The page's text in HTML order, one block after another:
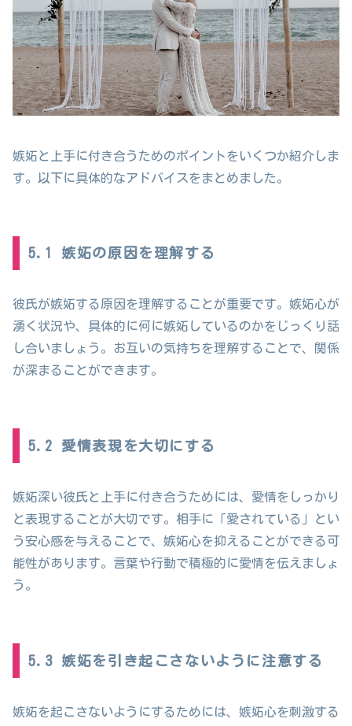
嫉妬と上手に付き合うためのポイントをいくつか紹介しま
す。以下に具体的なアドバイスをまとめました。
5.1 嫉妬の原因を理解する
彼氏が嫉妬する原因を理解することが重要です。嫉妬心が
湧く状況や、具体的に何に嫉妬しているのかをじっくり話
し合いましょう。お互いの気持ちを理解することで、関係
が深まることができます。
5.2 愛情表現を大切にする
嫉妬深い彼氏と上手に付き合うためには、愛情をしっかり
と表現することが大切です。相手に「愛されている」とい
う安心感を与えることで、嫉妬心を抑えることができる可
能性があります。言葉や行動で積極的に愛情を伝えましょ
う。
5.3 嫉妬を引き起こさないように注意する
嫉妬を起こさないようにするためには、嫉妬心を刺激する